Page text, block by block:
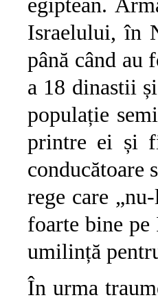
egiptean.
Israelului, în
până când au
a 18 dinastii
populație
printre ei și
conducătoare
rege care
foarte bine
umilință
În urma